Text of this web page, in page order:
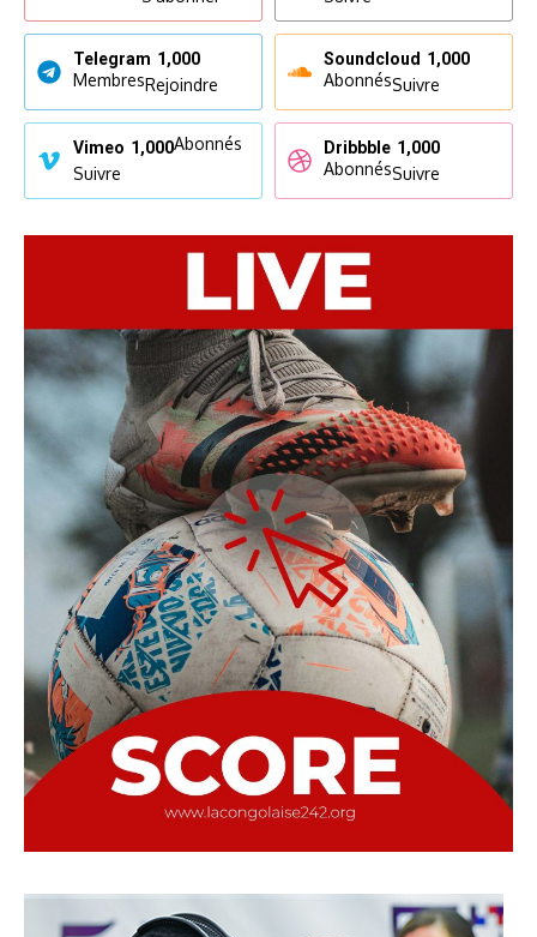
Telegram 1,000
MembresRejoindre
Soundcloud 1,000
AbonnésSuivre
Vimeo 1,000Abonnés
Suivre
Dribbble 1,000
AbonnésSuivre